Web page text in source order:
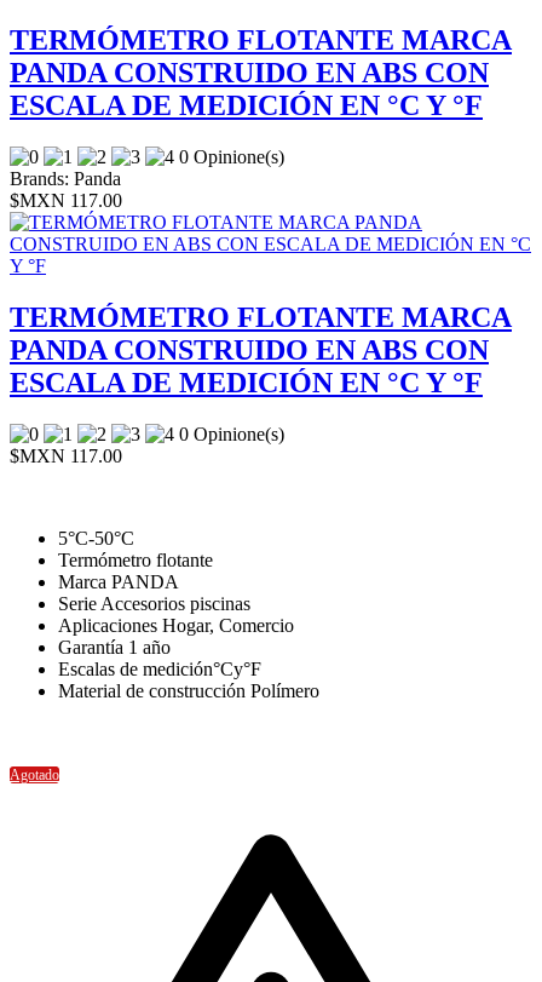
TERMÓMETRO FLOTANTE MARCA
PANDA CONSTRUIDO EN ABS CON
ESCALA DE MEDICIÓN EN °C Y °F
0 Opinione(s)
Brands: Panda
$MXN 117.00
TERMÓMETRO FLOTANTE MARCA
PANDA CONSTRUIDO EN ABS CON
ESCALA DE MEDICIÓN EN °C Y °F
0 Opinione(s)
$MXN 117.00
5°C-50°C
Termómetro flotante
Marca PANDA
Serie Accesorios piscinas
Aplicaciones Hogar, Comercio
Garantía 1 año
Escalas de medición°Cy°F
Material de construcción Polímero
Agotado